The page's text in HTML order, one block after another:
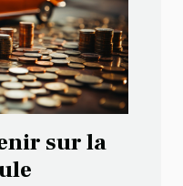
sur la